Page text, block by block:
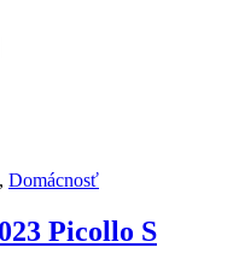
, Domácnosť
Picollo S